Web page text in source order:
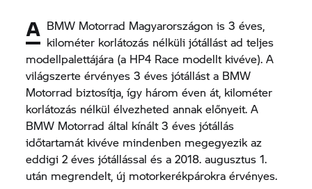
A BMW Motorrad Magyarországon is 3 éves,
kilométer korlátozás nélküli jótállást ad teljes
modellpalettájára (a HP4 Race modellt kivéve). A
világszerte érvényes 3 éves jótállást a BMW
Motorrad biztosítja, így három éven át, kilométer
korlátozás nélkül élvezheted annak előnyeit. A
BMW Motorrad által kínált 3 éves jótállás
időtartamát kivéve mindenben megegyezik az
eddigi 2 éves jótállással és a 2018. augusztus 1.
után megrendelt, új motorkerékpárokra érvényes.